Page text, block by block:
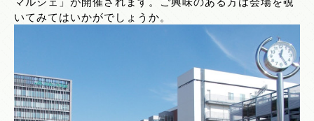
いてみてはいかがでしょうか。